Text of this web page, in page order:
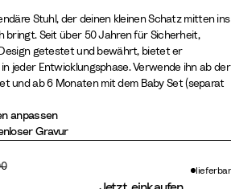
Stuhl, der deinen kleinen Schatz mitten ins
bringt. Seit über 50 Jahren für Sicherheit,
getestet und bewährt, bietet er
jeder Entwicklungsphase. Verwende ihn ab der
und ab 6 Monaten mit dem Baby Set (separat
anpassen
Gravur
lieferbar